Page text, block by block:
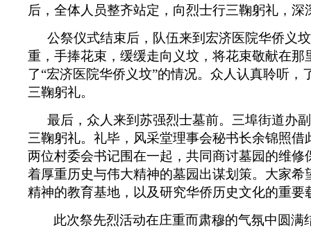
后，全体人员整齐站定，向烈士行三鞠躬礼，
公祭仪式结束后，队伍来到宏济医院华侨义
重，手捧花束，缓缓走向义坟，将花束敬献在
了“宏济医院华侨义坟”的情况。众人认真聆听
三鞠躬礼。
最后，众人来到苏强烈士墓前。三埠街道办
三鞠躬礼。礼毕，风采堂理事会秘书长余锦照
两位村委会书记围在一起，共同商讨墓园的维
着厚重历史与伟大精神的墓园出谋划策。大家
精神的教育基地，以及研究华侨历史文化的重要
此次祭先烈活动在庄重而肃穆的气氛中圆